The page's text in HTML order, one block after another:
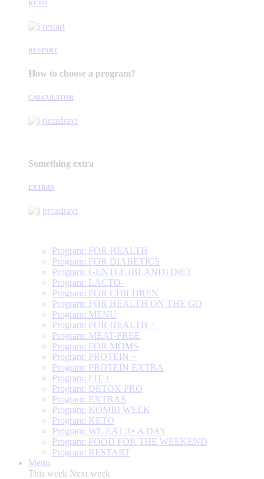
KETO
RESTART
How to choose a program?
CALCULATOR
Something extra
EXTRAS
Program: FOR HEALTH
Program: FOR DIABETICS
Program: GENTLE (BLAND) DIET
Program: LACTO-
Program: FOR CHILDREN
Program: FOR HEALTH ON THE GO
Program: MENU
Program: FOR HEALTH +
Program: MEAT-FREE
Program: FOR MOMS
Program: PROTEIN +
Program: PROTEIN EXTRA
Program: FIT +
Program: DETOX PRO
Program: EXTRAS
Program: KOMBI WEEK
Program: KETO
Program: WE EAT 3× A DAY
Program: FOOD FOR THE WEEKEND
Program: RESTART
Menu
This week Next week